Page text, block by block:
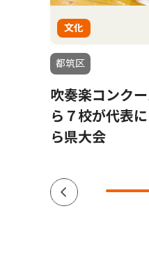
文化
都筑区
吹奏楽コンク
ら７校が代表
ら県大会